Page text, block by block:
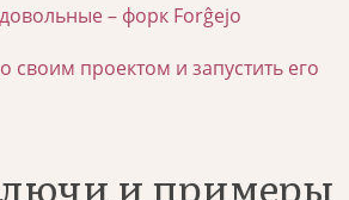
– форк Forĝejo
своим проектом и запустить его
и примеры